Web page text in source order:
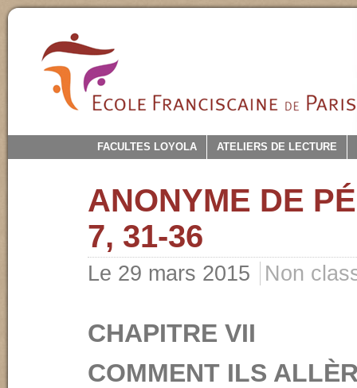
FACULTES LOYOLA ATELIERS DE LECTURE
ANONYME DE
7, 31-36
Le 29 mars 2015 Non
CHAPITRE VII
COMMENT ILS